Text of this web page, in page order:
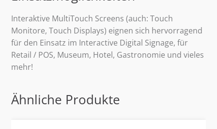
Interaktive MultiTouch Screens (auch: Touch
Monitore, Touch Displays) eignen sich hervorragend
für den Einsatz im Interactive Digital Signage, für
Retail / POS, Museum, Hotel, Gastronomie und vieles
mehr!
Ähnliche Produkte